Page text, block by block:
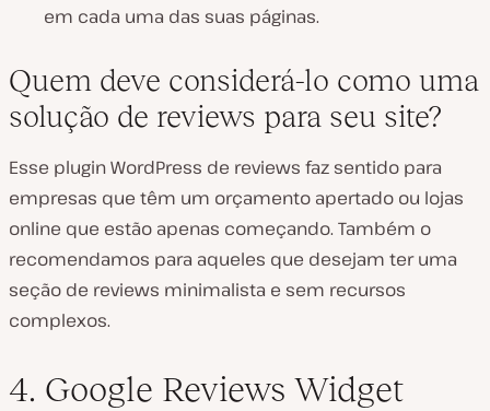
em cada uma das suas páginas.
Quem deve considerá-lo como uma
solução de reviews para seu site?
Esse plugin WordPress de reviews faz sentido para
empresas que têm um orçamento apertado ou lojas
online que estão apenas começando. Também o
recomendamos para aqueles que desejam ter uma
seção de reviews minimalista e sem recursos
complexos.
4. Google Reviews Widget